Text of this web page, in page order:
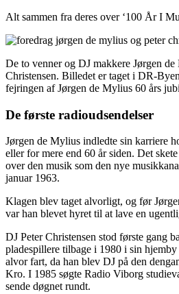
Alt sammen fra deres over ‘100 År I
De to venner og DJ makkere Jørgen
Christensen. Billedet er taget i DR-
fejringen af Jørgen de Mylius 60 års
De første radioudsendelser
Jørgen de Mylius indledte sin karriere
eller for mere end 60 år siden. Det
over den musik som den nye
januar 1963.
Klagen blev taget alvorligt, og før
var han blevet hyret til at lave en
DJ Peter Christensen stod første gang
pladespillere tilbage i 1980 i sin
alvor fart, da han blev DJ på den
Kro. I 1985 søgte Radio Viborg
sende døgnet rundt.